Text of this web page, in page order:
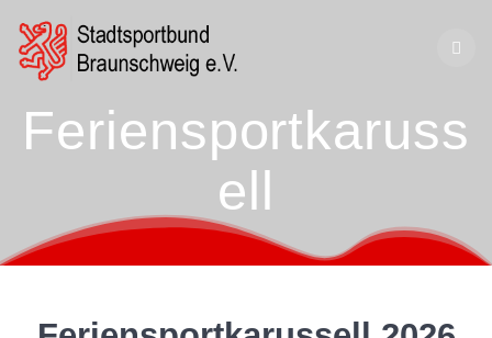
Feriensportkaruss
ell